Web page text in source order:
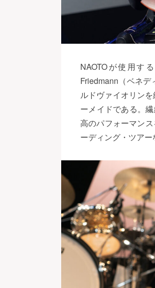
NAOTOが使用す
Friedmann（ベネ
ルドヴァイオリン
ーメイドである。
高のパフォーマン
ーディング・ツア